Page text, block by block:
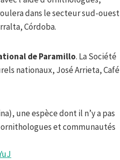
dans le secteur sud-ouest
Córdoba.
de Paramillo. La Société
nationaux, José Arrieta, Café
une espèce dont il n’y a pas
et communautés